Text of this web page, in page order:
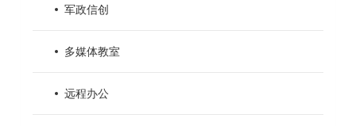
军政信创
多媒体教室
远程办公